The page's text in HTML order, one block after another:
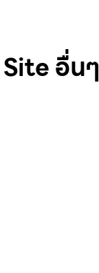
อื่นๆ